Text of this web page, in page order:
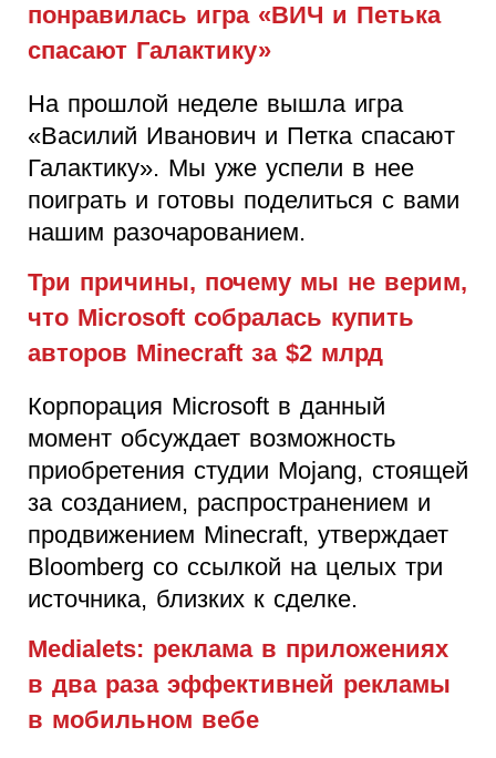
понравилась игра «ВИЧ и Петька
спасают Галактику»
На прошлой неделе вышла игра
«Василий Иванович и Петка спасают
Галактику». Мы уже успели в нее
поиграть и готовы поделиться с вами
нашим разочарованием.
Три причины, почему мы не верим,
что Microsoft собралась купить
авторов Minecraft за $2 млрд
Корпорация Microsoft в данный
момент обсуждает возможность
приобретения студии Mojang, стоящей
за созданием, распространением и
продвижением Minecraft, утверждает
Bloomberg со ссылкой на целых три
источника, близких к сделке.
Medialets: реклама в приложениях
в два раза эффективней рекламы
в мобильном вебе